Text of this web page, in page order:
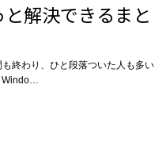
解決できるまと
終わり、ひと段落ついた人も多い
Windo…